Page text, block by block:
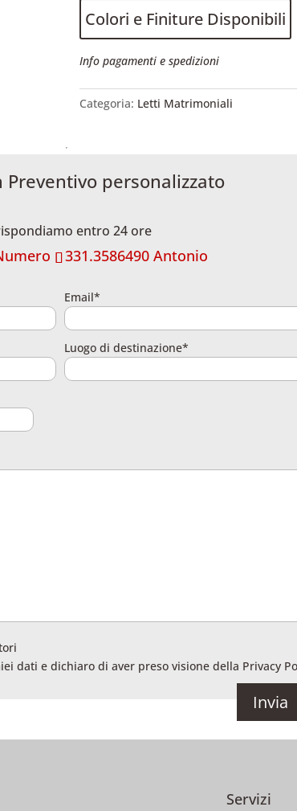
Colori e Finiture Disponibili
Info pagamenti e spedizioni
Categoria: Letti Matrimoniali
Preventivo personalizzato
entro 24 ore
331.3586490 Antonio
Email*
Luogo di destinazione*
dati e dichiaro di aver preso visione della Privacy
Servizi